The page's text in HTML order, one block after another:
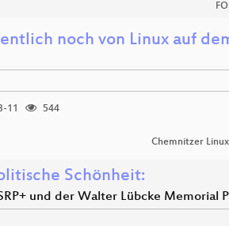
noch von Linux auf
11
544
Chemnitzer
Schönheit:
und der Walter Lübcke Memorial